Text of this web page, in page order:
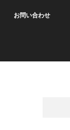
お問い合わせ